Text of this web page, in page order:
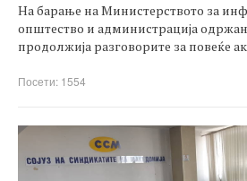
На барање на Министерството за
општество и администрација
продолжија разговорите за повеќе
Посети: 1554